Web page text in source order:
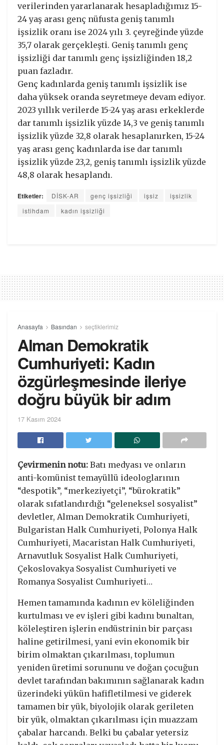
verilerinden yararlanarak hesapladığımız 15-
24 yaş arası genç nüfusta geniş tanımlı
işsizlik oranı ise 2024 yılı 3. çeyreğinde yüzde
35,7 olarak gerçekleşti. Geniş tanımlı genç
işsizliği dar tanımlı genç işsizliğinden 18,2
puan fazladır.
Genç kadınlarda geniş tanımlı işsizlik ise
daha yüksek oranda seyretmeye devam ediyor.
2023 yıllık verilerde 15-24 yaş arası erkeklerde
dar tanımlı işsizlik yüzde 14,3 ve geniş tanımlı
işsizlik yüzde 32,8 olarak hesaplanırken, 15-24
yaş arası genç kadınlarda ise dar tanımlı
işsizlik yüzde 23,2, geniş tanımlı işsizlik yüzde
48,8 olarak hesaplandı.
Etiketler: DİSK-AR genç işsizliği işsiz
işsizlik
istihdam
kadın işsizliği
Anasayfa Basından seçtiklerimiz
Alman Demokratik
Cumhuriyeti: Kadın
özgürleşmesinde ileriye
doğru büyük bir adım
17 Kasım 2024
Çevirmenin notu: Batı medyası ve onların
anti-komünist temayüllü ideologlarının
“despotik”, “merkeziyetçi”, “bürokratik”
olarak sıfatlandırdığı “geleneksel sosyalist”
devletler, Alman Demokratik Cumhuriyeti,
Bulgaristan Halk Cumhuriyeti, Polonya Halk
Cumhuriyeti, Macaristan Halk Cumhuriyeti,
Arnavutluk Sosyalist Halk Cumhuriyeti,
Çekoslovakya Sosyalist Cumhuriyeti ve
Romanya Sosyalist Cumhuriyeti…
Hemen tamamında kadının ev köleliğinden
kurtulması ve ev işleri gibi kadını bunaltan,
köleleştiren işlerin endüstrinin bir parçası
haline getirilmesi, yani evin ekonomik bir
birim olmaktan çıkarılması, toplumun
yeniden üretimi sorununu ve doğan çocuğun
devlet tarafından bakımının sağlanarak kadın
üzerindeki yükün hafifletilmesi ve giderek
tamamen bir yük, biyolojik olarak gerileten
bir yük, olmaktan çıkarılması için muazzam
çabalar harcandı. Belki bu çabalar yetersiz